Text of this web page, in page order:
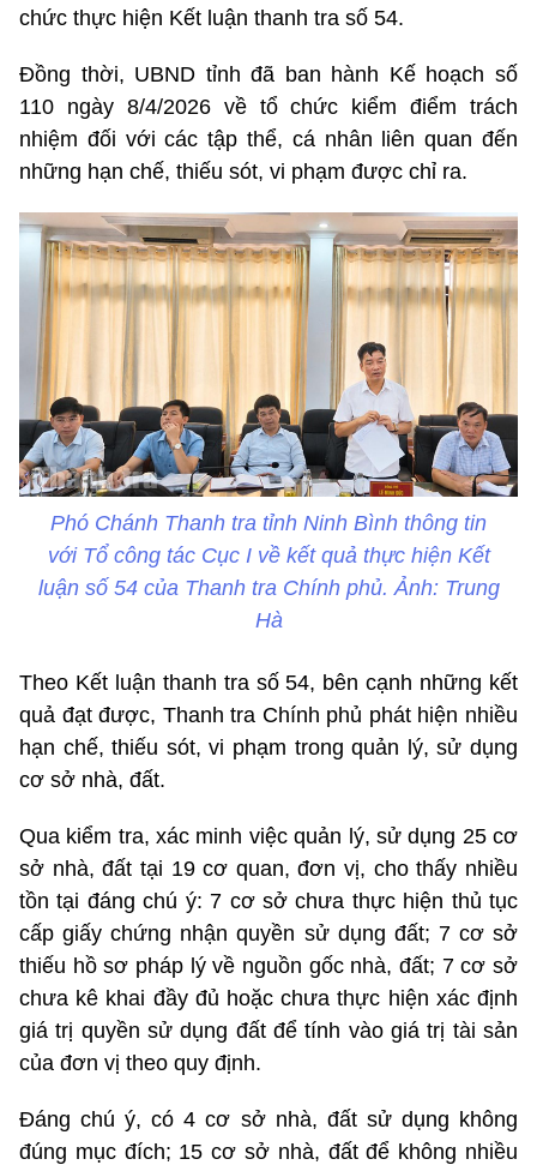
chức thực hiện Kết luận thanh tra số 54.
Đồng thời, UBND tỉnh đã ban hành Kế hoạch số
110 ngày 8/4/2026 về tổ chức kiểm điểm trách
nhiệm đối với các tập thể, cá nhân liên quan đến
những hạn chế, thiếu sót, vi phạm được chỉ ra.
Phó Chánh Thanh tra tỉnh Ninh Bình thông tin
với Tổ công tác Cục I về kết quả thực hiện Kết
luận số 54 của Thanh tra Chính phủ. Ảnh: Trung
Hà
Theo Kết luận thanh tra số 54, bên cạnh những kết
quả đạt được, Thanh tra Chính phủ phát hiện nhiều
hạn chế, thiếu sót, vi phạm trong quản lý, sử dụng
cơ sở nhà, đất.
Qua kiểm tra, xác minh việc quản lý, sử dụng 25 cơ
sở nhà, đất tại 19 cơ quan, đơn vị, cho thấy nhiều
tồn tại đáng chú ý: 7 cơ sở chưa thực hiện thủ tục
cấp giấy chứng nhận quyền sử dụng đất; 7 cơ sở
thiếu hồ sơ pháp lý về nguồn gốc nhà, đất; 7 cơ sở
chưa kê khai đầy đủ hoặc chưa thực hiện xác định
giá trị quyền sử dụng đất để tính vào giá trị tài sản
của đơn vị theo quy định.
Đáng chú ý, có 4 cơ sở nhà, đất sử dụng không
đúng mục đích; 15 cơ sở nhà, đất để không nhiều